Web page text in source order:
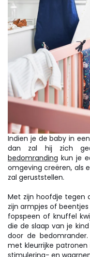
Indien je de baby in
dan zal hij zich
bedomranding kun je
omgeving creëren, als
zal geruststellen.
Met zijn hoofdje tegen
zijn armpjes of
fopspeen of knuffel
die de slaap van je
door de
met kleurrijke patronen